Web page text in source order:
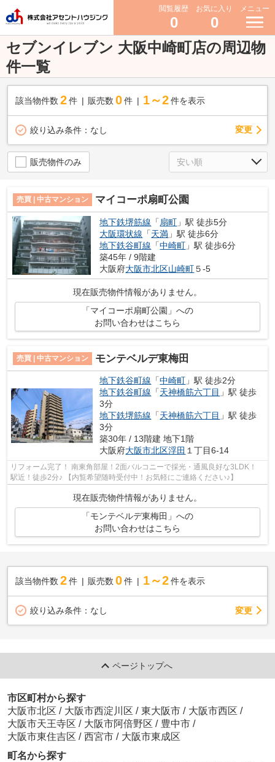
閲覧履歴
0
お気に入り
0
メニュー
セブンイレブン 大阪中崎町店の周辺物
件一覧
該当物件数 2件 販売数 0 件 1～2 件を表示
絞り込み条件： なし 変更
販売物件のみ
売買 | 中古マンション マイコーポ扇町公園
地下鉄堺筋線 「 扇町 」駅 徒歩5分
大阪環状線 「天満 」駅 徒歩6分
地下鉄谷町線 「中崎町 」駅 徒歩6分
築45年 / 9階建
大阪府大阪市北区山崎町５-5
現在販売物件情報がありません。
「マイコーポ扇町公園」への
お問い合わせはこちら
売買 | 中古マンション モンテベルデ東梅田
地下鉄谷町線 「中崎町 」駅 徒歩2分
地下鉄谷町線 「天神橋筋六丁目 」駅 徒歩
3分
地下鉄堺筋線 「天神橋筋六丁目 」駅 徒歩
3分
築30年 / 13階建 地下1階
大阪府大阪市北区浮田 １丁目6-14
リフォーム完了！ 南東角部屋！2面バルコニーで採光・通風良好な3LDK！
駅近！徒歩2分♪ 【内覧希望随時受付中！お気軽にご連絡ください♪】
現在販売物件情報がありません。
「モンテベルデ東梅田」への
お問い合わせはこちら
該当物件数 2件 販売数 0 件 1～2 件を表示
絞り込み条件： なし 変更
ページトップへ
市区町村から探す
大阪市北区 / 大阪市西淀川区 / 東大阪市 / 大阪市西区 /
大阪市天王寺区 / 大阪市阿倍野区 / 豊中市 /
大阪市東住吉区 / 西宮市 / 大阪市東成区
町名から探す